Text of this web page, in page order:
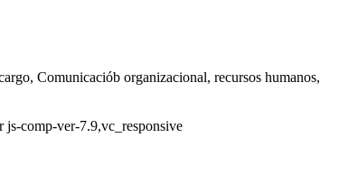
Comunicaciób organizacional, recursos humanos,
js-comp-ver-7.9,vc_responsive